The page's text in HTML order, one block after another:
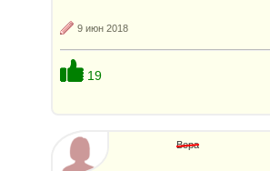
9 июн 2018
19
Вера